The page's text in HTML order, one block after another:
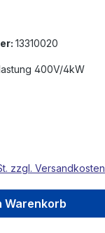
13310020
400V/4kW
zzgl. Versandkosten
Warenkorb